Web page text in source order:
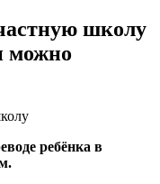
школу
можно
ребёнка в